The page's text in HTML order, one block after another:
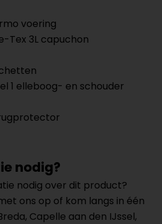
voering
Tex 3L capuchon
1 elleboog- en schouder
nodig?
nodig over dit product?
ons op of kom langs in één
Capelle aan den IJssel,